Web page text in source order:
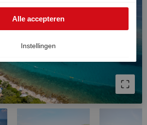
het hoge Europese niveau van
niet volledig worden
bestaat het risico dat Amerikaanse
zonder dat er doeltreffende
zijn. U kunt uw
moment intrekken.
Instellingen
Alle accepteren